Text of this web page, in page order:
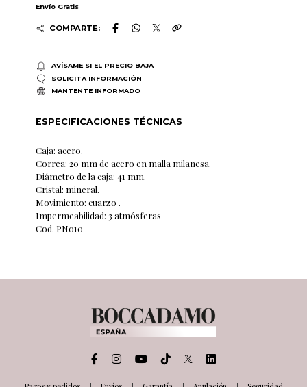
Envío Gratis
COMPARTE:
AVÍSAME SI EL PRECIO BAJA
SOLICITA INFORMACIÓN
MANTENTE INFORMADO
ESPECIFICACIONES TÉCNICAS
Caja: acero.
Correa: 20 mm de acero en malla milanesa.
Diámetro de la caja: 41 mm.
Cristal: mineral.
Movimiento: cuarzo .
Impermeabilidad: 3 atmósferas
Cod. PN010